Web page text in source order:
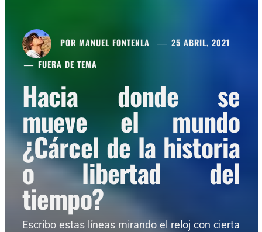
POR MANUEL FONTENLA
25 ABRIL, 2021
FUERA DE TEMA
Hacia donde se
mueve el mundo
¿Cárcel de la historia
o libertad del
tiempo?
Escribo estas líneas mirando el reloj con cierta